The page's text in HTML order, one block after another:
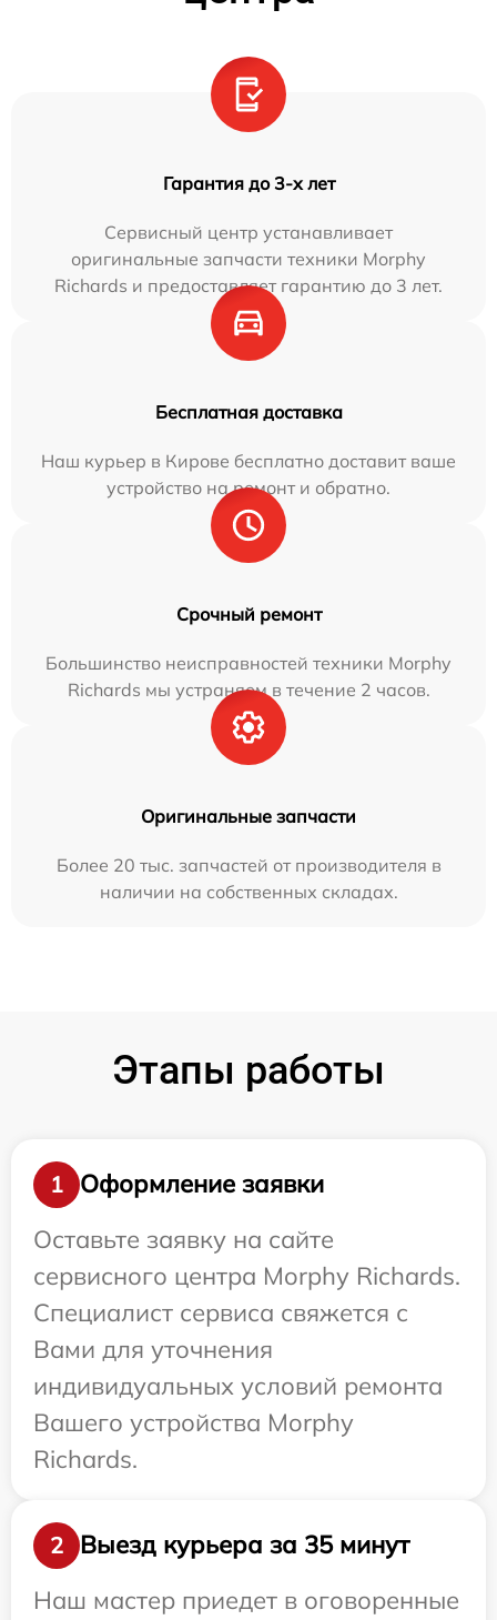
Гарантия до 3-х лет
Сервисный центр устанавливает
оригинальные запчасти техники Morphy
Richards и предоставляет гарантию до 3 лет.
Бесплатная доставка
Наш курьер в Кирове бесплатно доставит ваше
устройство на ремонт и обратно.
Срочный ремонт
Большинство неисправностей техники Morphy
Richards мы устраняем в течение 2 часов.
Оригинальные запчасти
Более 20 тыс. запчастей от производителя в
наличии на собственных складах.
Этапы работы
1
Оформление заявки
Оставьте заявку на сайте
сервисного центра Morphy Richards.
Специалист сервиса свяжется с
Вами для уточнения
индивидуальных условий ремонта
Вашего устройства Morphy
Richards.
2
Выезд курьера за 35 минут
Наш мастер приедет в оговоренные